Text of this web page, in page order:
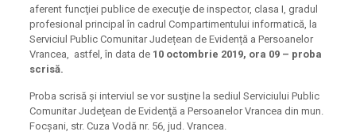
aferent funcţiei publice de execuţie de inspector, clasa I, gradul
profesional principal în cadrul Compartimentului informatică, la
Serviciul Public Comunitar Județean de Evidență a Persoanelor
Vrancea, astfel, în data de 10 octombrie 2019, ora 09 – proba
scrisă.
Proba scrisă şi interviul se vor susţine la sediul Serviciului Public
Comunitar Judeţean de Evidenţă a Persoanelor Vrancea din mun.
Focşani, str. Cuza Vodă nr. 56, jud. Vrancea.